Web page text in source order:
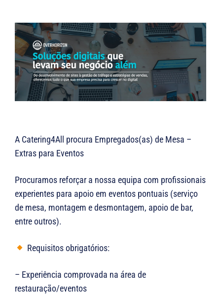
A Catering4All procura Empregados(as) de Mesa –
Extras para Eventos
Procuramos reforçar a nossa equipa com profissionais
experientes para apoio em eventos pontuais (serviço
de mesa, montagem e desmontagem, apoio de bar,
entre outros).
Requisitos obrigatórios:
– Experiência comprovada na área de
restauração/eventos